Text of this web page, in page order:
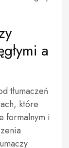
a
tłumaczeń
które
formalnym i